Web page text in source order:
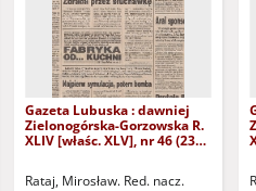
Gazeta Lubuska : dawniej
Zielonogórska-Gorzowska R.
XLIV [właśc. XLV], nr 46 (23
Rataj, Mirosław. Red. nacz.